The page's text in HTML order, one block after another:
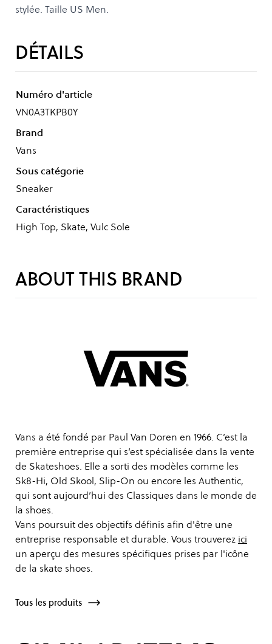
stylée. Taille US Men.
DÉTAILS
Numéro d'article
VN0A3TKPB0Y
Brand
Vans
Sous catégorie
Sneaker
Caractéristiques
High Top, Skate, Vulc Sole
ABOUT THIS BRAND
Vans a été fondé par Paul Van Doren en 1966. C’est la
première entreprise qui s’est spécialisée dans la vente
de Skateshoes. Elle a sorti des modèles comme les
Sk8-Hi, Old Skool, Slip-On ou encore les Authentic,
qui sont aujourd’hui des Classiques dans le monde de
la shoes.
Vans poursuit des objectifs définis afin d'être une
entreprise responsable et durable. Vous trouverez ici
un aperçu des mesures spécifiques prises par l'icône
de la skate shoes.
Tous les produits